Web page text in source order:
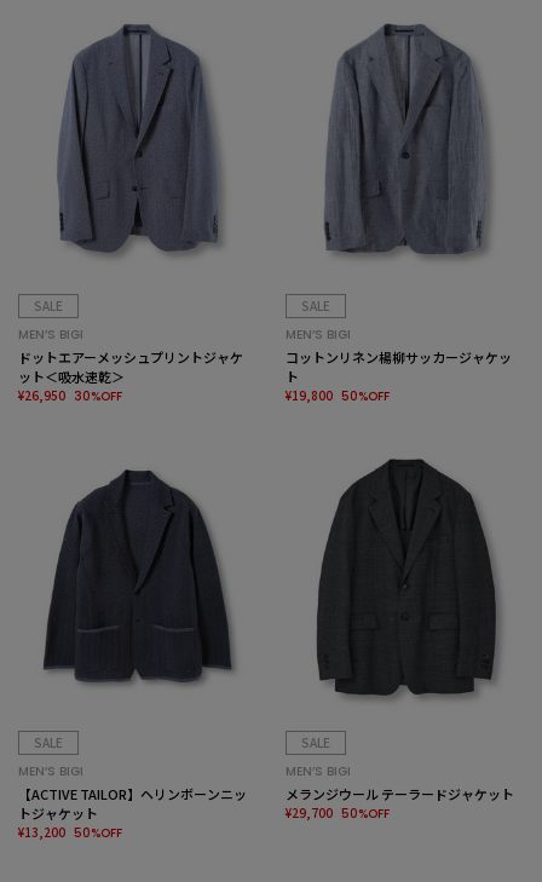
SALE
MEN’S BIGI
ドットエアーメッシュプリントジャケ
ット＜吸水速乾＞
¥26,950 30%OFF
SALE
MEN’S BIGI
コットンリネン楊柳サッカージャケッ
ト
¥19,800 50%OFF
SALE
MEN’S BIGI
【ACTIVE TAILOR】ヘリンボーンニッ
トジャケット
¥13,200 50%OFF
SALE
MEN’S BIGI
メランジウール テーラードジャケット
¥29,700 50%OFF